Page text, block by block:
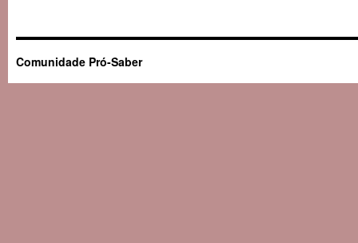
Comunidade Pró-Saber